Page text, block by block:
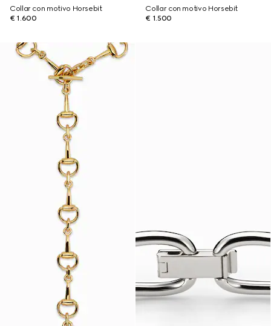
Collar con motivo Horsebit
€ 1.600
Collar con motivo Horsebit
€ 1.500